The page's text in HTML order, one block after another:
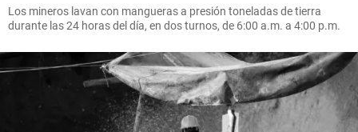
Los mineros lavan con mangueras a presión toneladas de tierra
durante las 24 horas del día, en dos turnos, de 6:00 a.m. a 4:00 p.m.